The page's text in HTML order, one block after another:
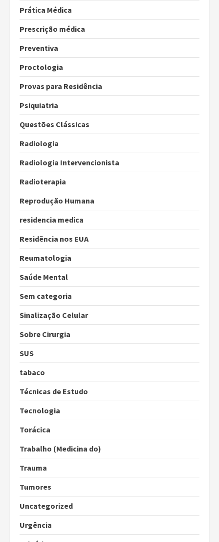
Prática Médica
Prescrição médica
Preventiva
Proctologia
Provas para Residência
Psiquiatria
Questões Clássicas
Radiologia
Radiologia Intervencionista
Radioterapia
Reprodução Humana
residencia medica
Residência nos EUA
Reumatologia
Saúde Mental
Sem categoria
Sinalização Celular
Sobre Cirurgia
SUS
tabaco
Técnicas de Estudo
Tecnologia
Torácica
Trabalho (Medicina do)
Trauma
Tumores
Uncategorized
Urgência